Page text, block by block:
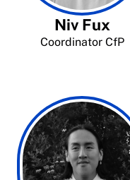
Niv Fux
Coordinator CfP